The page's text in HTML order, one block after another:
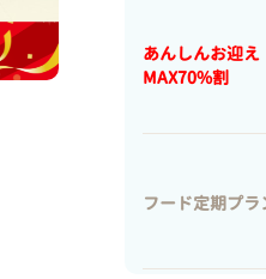
あんしんお迎え
MAX70%割
フード定期プラ